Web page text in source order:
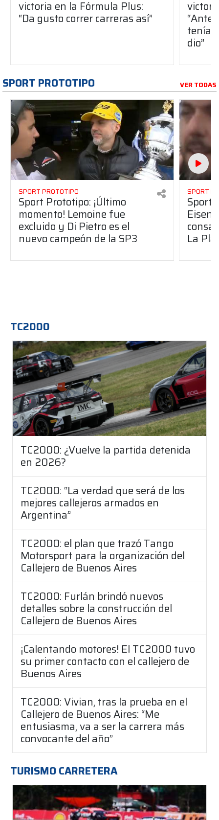
victoria en la Fórmula Plus:
“Da gusto correr carreras así”
dio”
SPORT PROTOTIPO VER TODAS
SPORT PROTOTIPO
Sport Prototipo: ¡Último
momento! Lemoine fue
excluido y Di Pietro es el
nuevo campeón de la SP3
SPORT
Sport
La
TC2000
TC2000: ¿Vuelve la partida detenida
en 2026?
TC2000: “La verdad que será de los
mejores callejeros armados en
Argentina”
TC2000: el plan que trazó Tango
Motorsport para la organización del
Callejero de Buenos Aires
TC2000: Furlán brindó nuevos
detalles sobre la construcción del
Callejero de Buenos Aires
¡Calentando motores! El TC2000 tuvo
su primer contacto con el callejero de
Buenos Aires
TC2000: Vivian, tras la prueba en el
Callejero de Buenos Aires: “Me
entusiasma, va a ser la carrera más
convocante del año”
TURISMO CARRETERA